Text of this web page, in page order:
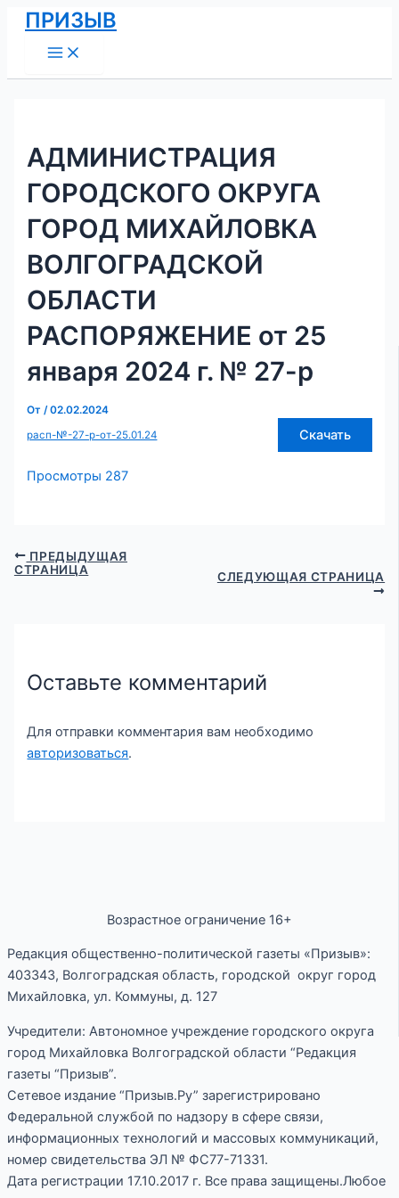
Перейти
содержимому
ПРИЗЫВ
Menu
АДМИНИСТРАЦИЯ
ГОРОДСКОГО ОКРУГА
ГОРОД МИХАЙЛОВКА
ВОЛГОГРАДСКОЙ
ОБЛАСТИ
РАСПОРЯЖЕНИЕ от 25
января 2024 г. № 27-р
От/02.02.2024
расп-№-27-р-от-25.01.24
Скачать
Просмотры 287
Навигация
по
записям
ПРЕДЫДУЩАЯ
СТРАНИЦА
СЛЕДУЮЩАЯ СТРАНИЦА
Оставьте комментарий
Для отправки комментария вам необходимо
авторизоваться.
Возрастное ограничение 16+
Редакция общественно-политической газеты «Призыв»:
403343, Волгоградская область, городской округ город
Михайловка, ул. Коммуны, д. 127
Учредители: Автономное учреждение городского округа
город Михайловка Волгоградской области “Редакция
газеты “Призыв”.
Сетевое издание “Призыв.Ру” зарегистрировано
Федеральной службой по надзору в сфере связи,
информационных технологий и массовых коммуникаций,
номер свидетельства ЭЛ № ФС77-71331.
Дата регистрации 17.10.2017 г. Все права защищены.Любое